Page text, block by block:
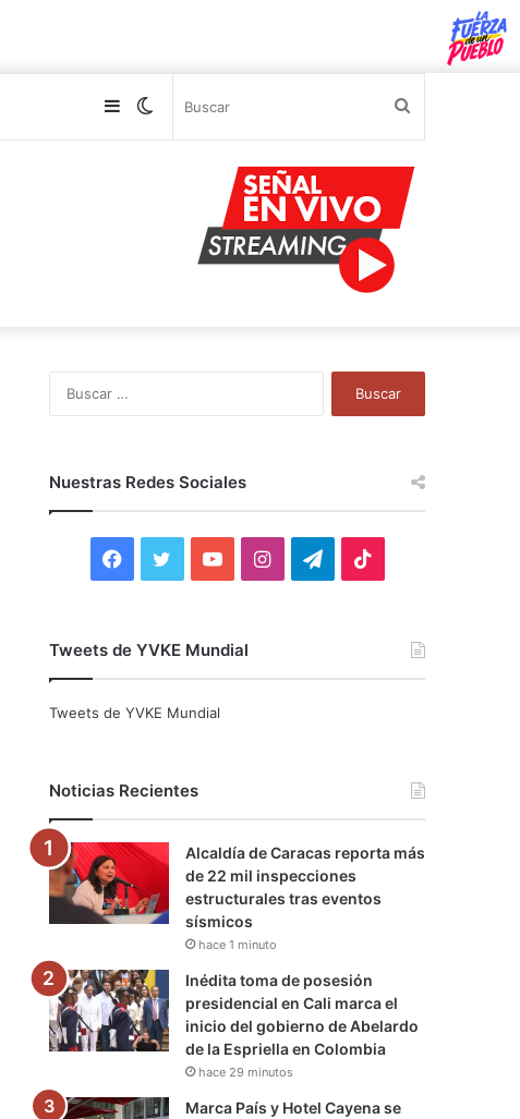
Switch
Sidebar
Nuestras Redes Sociales
F
c
o
i
r
Y
u
e
I
r
a
m
T
a
m
Tweets de YVKE Mundial
Tweets de YVKE Mundial
Noticias Recientes
Alcaldía de Caracas reporta más
de 22 mil inspecciones
estructurales tras eventos
sísmicos
hace 1 minuto
Inédita toma de posesión
presidencial en Cali marca el
inicio del gobierno de Abelardo
de la Espriella en Colombia
hace 29 minutos
Marca País y Hotel Cayena se